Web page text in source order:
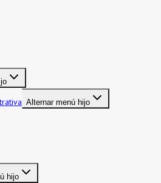
Alternar menú hijo
hijo